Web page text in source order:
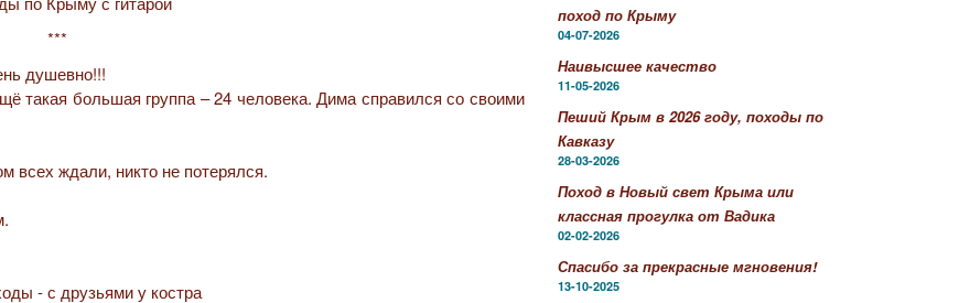
***
душевно!!!
такая большая группа – 24 человека. Дима справился со своими
всех ждали, никто не потерялся.
поход по Крыму
04-07-2026
Наивысшее качество
11-05-2026
Пеший Крым в 2026 году, походы по
Кавказу
28-03-2026
Поход в Новый свет Крыма или
классная прогулка от Вадика
02-02-2026
Спасибо за прекрасные мгновения!
13-10-2025